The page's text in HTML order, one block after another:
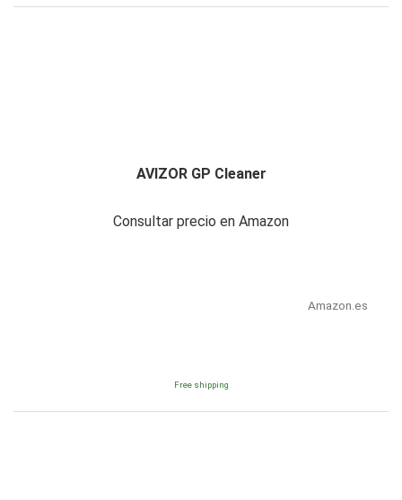
AVIZOR GP Cleaner
Consultar precio en Amazon
Amazon.es
Free shipping